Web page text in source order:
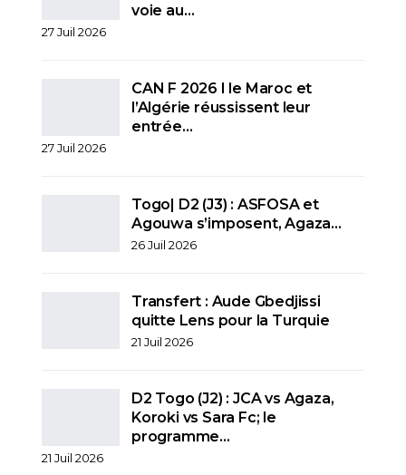
voie au…
27 Juil 2026
CAN F 2026 I le Maroc et
l’Algérie réussissent leur
entrée…
27 Juil 2026
Togo| D2 (J3) : ASFOSA et
Agouwa s’imposent, Agaza…
26 Juil 2026
Transfert : Aude Gbedjissi
quitte Lens pour la Turquie
21 Juil 2026
D2 Togo (J2) : JCA vs Agaza,
Koroki vs Sara Fc; le
programme…
21 Juil 2026